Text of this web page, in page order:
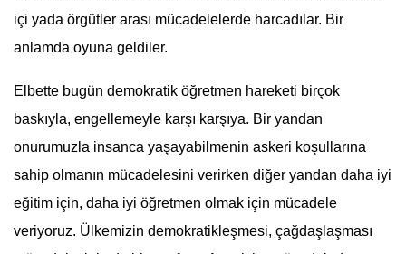
içi yada örgütler arası mücadelelerde harcadılar. Bir
anlamda oyuna geldiler.
Elbette bugün demokratik öğretmen hareketi birçok
baskıyla, engellemeyle karşı karşıya. Bir yandan
onurumuzla insanca yaşayabilmenin askeri koşullarına
sahip olmanın mücadelesini verirken diğer yandan daha iyi
eğitim için, daha iyi öğretmen olmak için mücadele
veriyoruz. Ülkemizin demokratikleşmesi, çağdaşlaşması